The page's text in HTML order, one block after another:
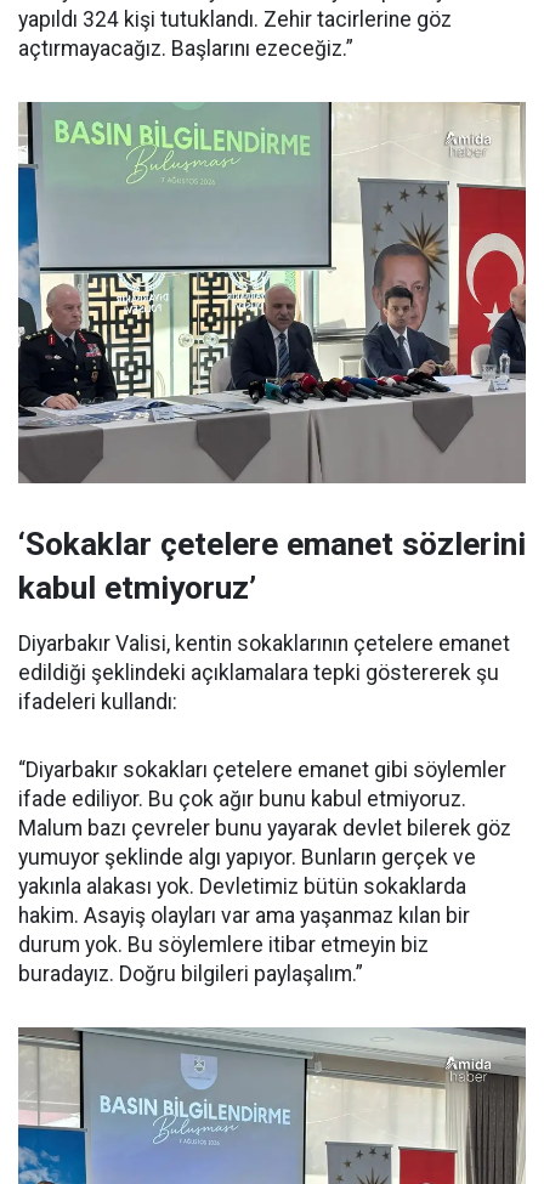
yapıldı 324 kişi tutuklandı. Zehir tacirlerine göz
açtırmayacağız. Başlarını ezeceğiz.”
‘Sokaklar çetelere emanet sözlerini
kabul etmiyoruz’
Diyarbakır Valisi, kentin sokaklarının çetelere emanet
edildiği şeklindeki açıklamalara tepki göstererek şu
ifadeleri kullandı:
“Diyarbakır sokakları çetelere emanet gibi söylemler
ifade ediliyor. Bu çok ağır bunu kabul etmiyoruz.
Malum bazı çevreler bunu yayarak devlet bilerek göz
yumuyor şeklinde algı yapıyor. Bunların gerçek ve
yakınla alakası yok. Devletimiz bütün sokaklarda
hakim. Asayiş olayları var ama yaşanmaz kılan bir
durum yok. Bu söylemlere itibar etmeyin biz
buradayız. Doğru bilgileri paylaşalım.”